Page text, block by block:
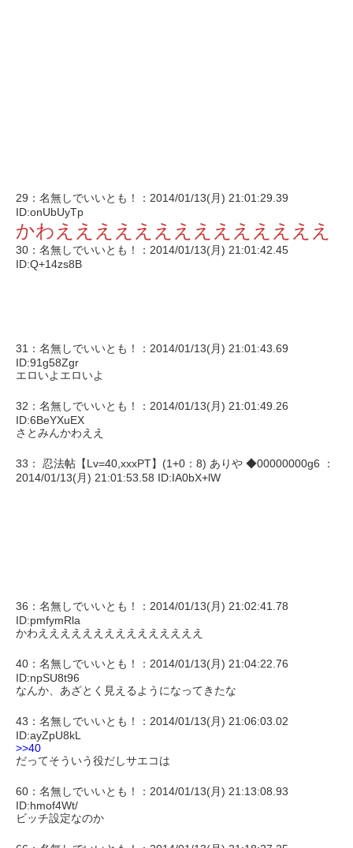
29：名無しでいいとも！：2014/01/13(月) 21:01:29.39
ID:onUbUyTp
かわええええええええええええええ
30：名無しでいいとも！：2014/01/13(月) 21:01:42.45
ID:Q+14zs8B
31：名無しでいいとも！：2014/01/13(月) 21:01:43.69
ID:91g58Zgr
エロいよエロいよ
32：名無しでいいとも！：2014/01/13(月) 21:01:49.26
ID:6BeYXuEX
さとみんかわええ
33： 忍法帖【Lv=40,xxxPT】(1+0：8) ありや ◆00000000g6 ：
2014/01/13(月) 21:01:53.58 ID:IA0bX+lW
36：名無しでいいとも！：2014/01/13(月) 21:02:41.78
ID:pmfymRla
かわえええええええええええええええ
40：名無しでいいとも！：2014/01/13(月) 21:04:22.76
ID:npSU8t96
なんか、あざとく見えるようになってきたな
43：名無しでいいとも！：2014/01/13(月) 21:06:03.02
ID:ayZpU8kL
>>40
だってそういう役だしサエコは
60：名無しでいいとも！：2014/01/13(月) 21:13:08.93
ID:hmof4Wt/
ビッチ設定なのか